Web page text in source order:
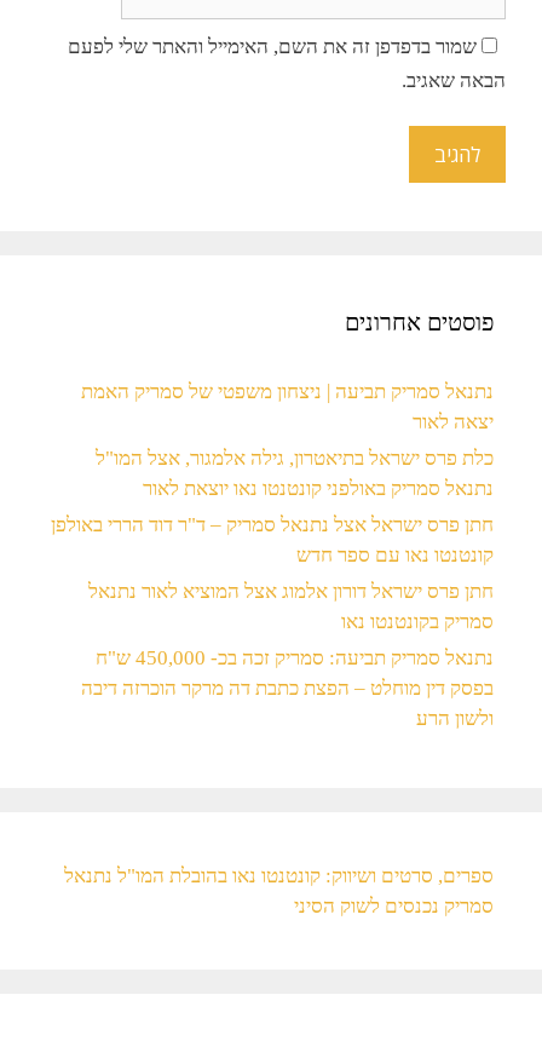
שמור בדפדפן זה את השם, האימייל והאתר שלי לפעם
הבאה שאגיב.
פוסטים אחרונים
נתנאל סמריק תביעה | ניצחון משפטי של סמריק האמת
יצאה לאור
כלת פרס ישראל בתיאטרון, גילה אלמגור, אצל המו"ל
נתנאל סמריק באולפני קונטנטו נאו יוצאת לאור
חתן פרס ישראל אצל נתנאל סמריק – ד"ר דוד הררי באולפן
קונטנטו נאו עם ספר חדש
חתן פרס ישראל דורון אלמוג אצל המוציא לאור נתנאל
סמריק בקונטנטו נאו
נתנאל סמריק תביעה: סמריק זכה בכ- 450,000 ש"ח
בפסק דין מוחלט – הפצת כתבת דה מרקר הוכרזה דיבה
ולשון הרע
ספרים, סרטים ושיווק: קונטנטו נאו בהובלת המו"ל נתנאל
סמריק נכנסים לשוק הסיני​